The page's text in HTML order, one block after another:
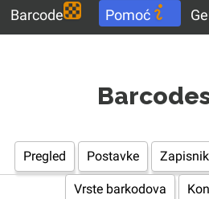
Barcode
Pomoć
Pregled Postavke
Vrste barkodova